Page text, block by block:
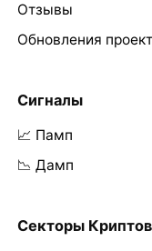
Отзывы
Обновления
Сигналы
📈 Памп
📉 Дамп
Секторы